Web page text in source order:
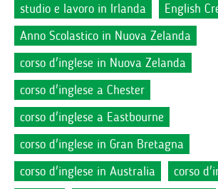
studio e lavoro in Irlanda
English
Anno Scolastico in Nuova Zelanda
corso d'inglese in Nuova Zelanda
corso d'inglese a Chester
corso d'inglese a Eastbourne
corso d'inglese in Gran Bretagna
corso d'inglese in Australia
corso